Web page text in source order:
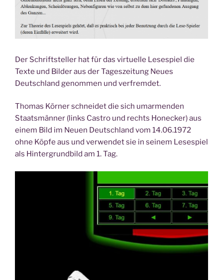
Der Schriftsteller hat für das virtuelle Lesespiel die
Texte und Bilder aus der Tageszeitung Neues
Deutschland genommen und verfremdet.
Thomas Körner schneidet die sich umarmenden
Staatsmänner (links Castro und rechts Honecker) aus
einem Bild im Neuen Deutschland vom 14.06.1972
ohne Köpfe aus und verwendet sie in seinem Lesespiel
als Hintergrundbild am 1. Tag.